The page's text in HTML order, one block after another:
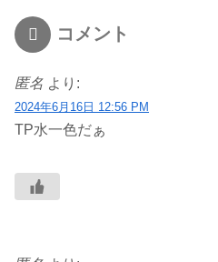
コメント
匿名 より:
2024年6月16日 12:56 PM
TP水一色だぁ